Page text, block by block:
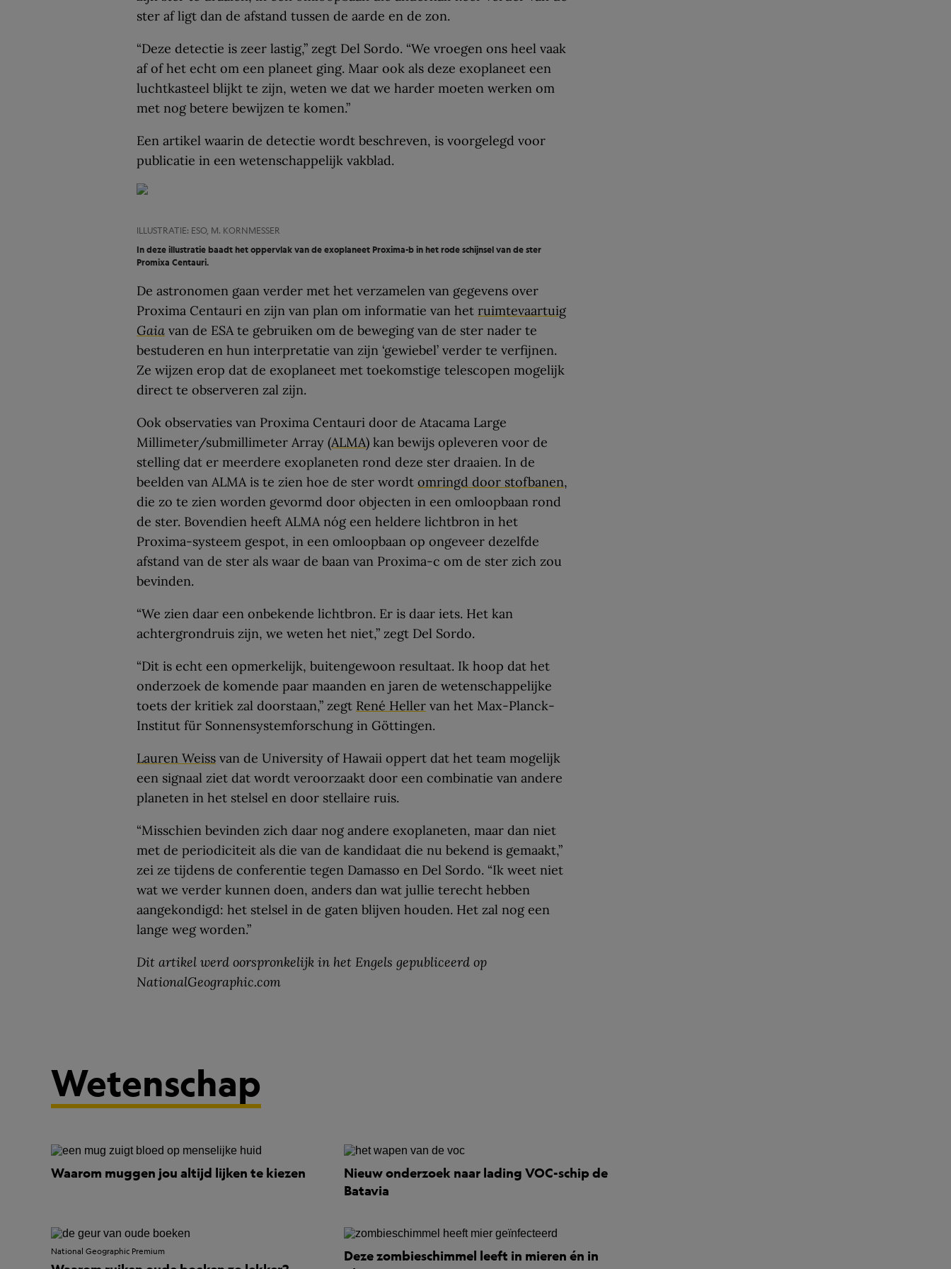
ster af ligt dan de afstand tussen de aarde en de zon.
“Deze detectie is zeer lastig,” zegt Del Sordo. “We vroegen ons heel vaak
af of het echt om een planeet ging. Maar ook als deze exoplaneet een
luchtkasteel blijkt te zijn, weten we dat we harder moeten werken om
met nog betere bewijzen te komen.”
Een artikel waarin de detectie wordt beschreven, is voorgelegd voor
publicatie in een wetenschappelijk vakblad.
ILLUSTRATIE: ESO, M. KORNMESSER
In deze illustratie baadt het oppervlak van de exoplaneet Proxima-b in het rode schijnsel van de ster
Promixa Centauri.
De astronomen gaan verder met het verzamelen van gegevens over
Proxima Centauri en zijn van plan om informatie van het ruimtevaartuig
Gaia van de ESA te gebruiken om de beweging van de ster nader te
bestuderen en hun interpretatie van zijn ‘gewiebel’ verder te verfijnen.
Ze wijzen erop dat de exoplaneet met toekomstige telescopen mogelijk
direct te observeren zal zijn.
Ook observaties van Proxima Centauri door de Atacama Large
Millimeter/submillimeter Array (ALMA) kan bewijs opleveren voor de
stelling dat er meerdere exoplaneten rond deze ster draaien. In de
beelden van ALMA is te zien hoe de ster wordt omringd door stofbanen,
die zo te zien worden gevormd door objecten in een omloopbaan rond
de ster. Bovendien heeft ALMA nóg een heldere lichtbron in het
Proxima-systeem gespot, in een omloopbaan op ongeveer dezelfde
afstand van de ster als waar de baan van Proxima-c om de ster zich zou
bevinden.
“We zien daar een onbekende lichtbron. Er is daar iets. Het kan
achtergrondruis zijn, we weten het niet,” zegt Del Sordo.
“Dit is echt een opmerkelijk, buitengewoon resultaat. Ik hoop dat het
onderzoek de komende paar maanden en jaren de wetenschappelijke
toets der kritiek zal doorstaan,” zegt René Heller van het Max-Planck-
Institut für Sonnensystemforschung in Göttingen.
Lauren Weiss van de University of Hawaii oppert dat het team mogelijk
een signaal ziet dat wordt veroorzaakt door een combinatie van andere
planeten in het stelsel en door stellaire ruis.
“Misschien bevinden zich daar nog andere exoplaneten, maar dan niet
met de periodiciteit als die van de kandidaat die nu bekend is gemaakt,”
zei ze tijdens de conferentie tegen Damasso en Del Sordo. “Ik weet niet
wat we verder kunnen doen, anders dan wat jullie terecht hebben
aangekondigd: het stelsel in de gaten blijven houden. Het zal nog een
lange weg worden.”
Dit artikel werd oorspronkelijk in het Engels gepubliceerd op
NationalGeographic.com
Wetenschap
Waarom muggen jou altijd lijken te kiezen
Nieuw onderzoek naar lading VOC-schip de
Batavia
National Geographic Premium
Deze zombieschimmel leeft in mieren én in